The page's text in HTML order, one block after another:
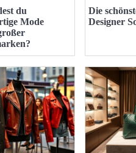
du
Mode
Die
Designer